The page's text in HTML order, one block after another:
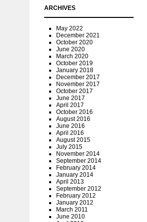
ARCHIVES
May 2022
December 2021
October 2020
June 2020
March 2020
October 2019
January 2018
December 2017
November 2017
October 2017
June 2017
April 2017
October 2016
August 2016
June 2016
April 2016
August 2015
July 2015
November 2014
September 2014
February 2014
January 2014
April 2013
September 2012
February 2012
January 2012
March 2011
June 2010